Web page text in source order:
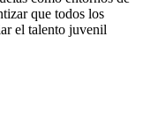
que todos los
el talento juvenil